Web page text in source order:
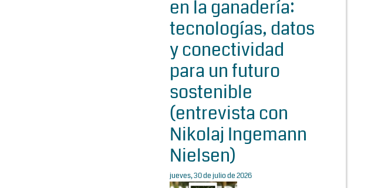
en la ganadería:
tecnologías, datos
y conectividad
para un futuro
sostenible
(entrevista con
Nikolaj Ingemann
Nielsen)
jueves, 30 de julio de 2026